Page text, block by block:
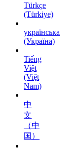
Türkçe
(Türkiye)
українська
(Україна)
Tiếng
Việt
(Việt
Nam)
中
文
（中
国）